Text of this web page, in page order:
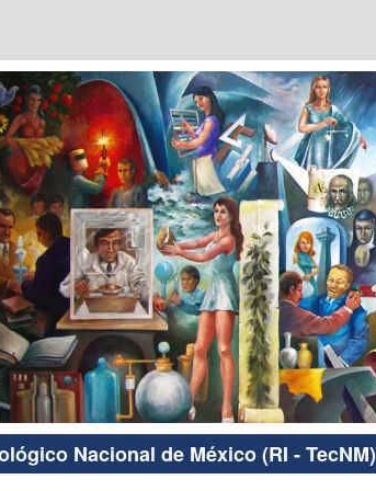
Nacional de México (RI - TecNM)